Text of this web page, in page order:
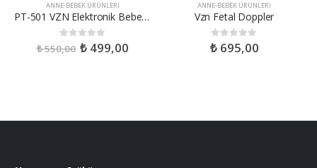
ANNE-BEBEK ÜRÜNLERI
PT-501 VZN Elektronik Bebek Tartısı
out of 5
₺550,00 ₺ 499,00
ANNE-BEBEK ÜRÜNLERI
Vzn Fetal Doppler
0 out of 5
₺695,00